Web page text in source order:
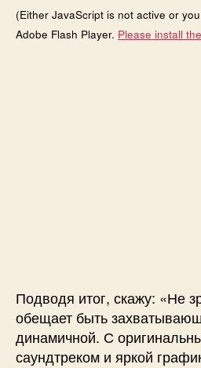
(Either JavaScript is not active or
Adobe Flash Player. Please install
Подводя итог, скажу: «Не
обещает быть
динамичной. С
саундтреком и яркой